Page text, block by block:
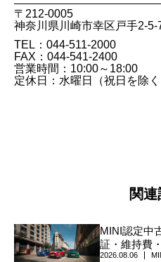
〒212-0005
神奈川県川崎市幸区戸手2-5-
TEL：044-511-2000
FAX：044​-541​-2400
営業時間：10:00～18:00
定休日：水曜日（祝日を除く
関
MINI認定中
証・維持費
2026.08.06